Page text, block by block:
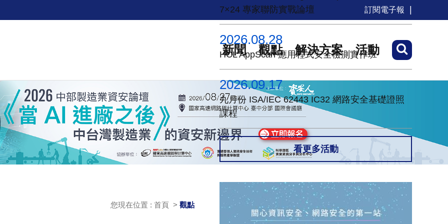
訂閱電子報
新聞 觀點 解決方案 活動
您現在位置 : 首頁 > 觀點
7×24 專家聯防實戰論壇
2026.08.28
HCL AppScan 應用程式安全檢測實作班
2026.09.17
九月份 ISA/IEC 62443 IC32 網路安全基礎證照
課程
看更多活動